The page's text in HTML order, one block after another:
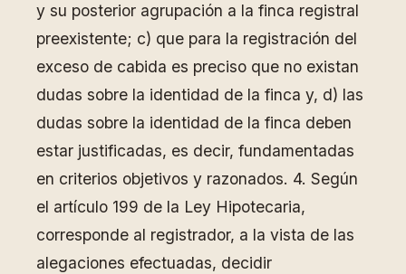
y su posterior agrupación a la finca registral
preexistente; c) que para la registración del
exceso de cabida es preciso que no existan
dudas sobre la identidad de la finca y, d) las
dudas sobre la identidad de la finca deben
estar justificadas, es decir, fundamentadas
en criterios objetivos y razonados. 4. Según
el artículo 199 de la Ley Hipotecaria,
corresponde al registrador, a la vista de las
alegaciones efectuadas, decidir